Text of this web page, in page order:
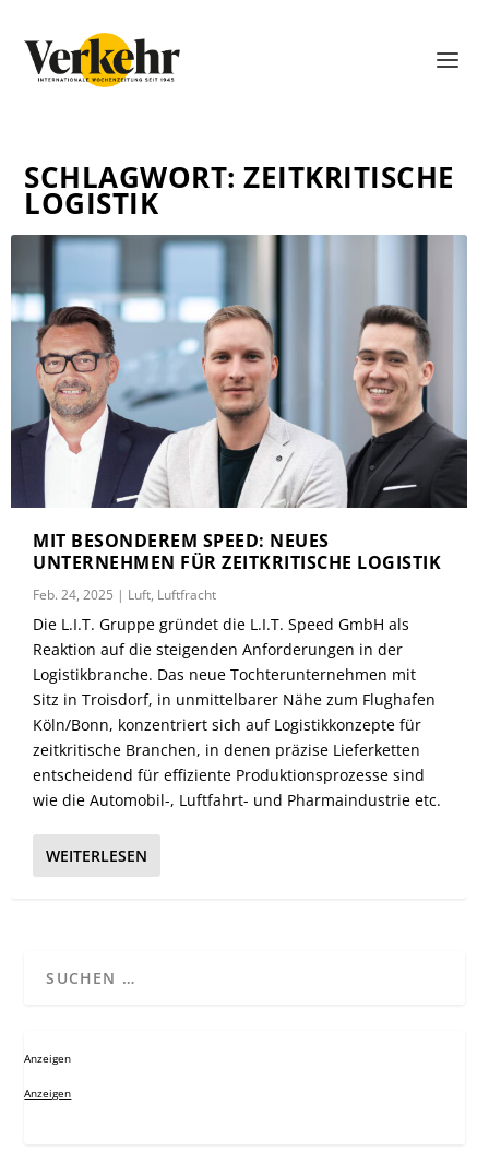
SCHLAGWORT:ZEITKRITISCHE
LOGISTIK
MIT BESONDEREM SPEED: NEUES
UNTERNEHMEN FÜR ZEITKRITISCHE LOGISTIK
Feb. 24, 2025 | Luft, Luftfracht
Die L.I.T. Gruppe gründet die L.I.T. Speed GmbH als
Reaktion auf die steigenden Anforderungen in der
Logistikbranche. Das neue Tochterunternehmen mit
Sitz in Troisdorf, in unmittelbarer Nähe zum Flughafen
Köln/Bonn, konzentriert sich auf Logistikkonzepte für
zeitkritische Branchen, in denen präzise Lieferketten
entscheidend für effiziente Produktionsprozesse sind
wie die Automobil-, Luftfahrt- und Pharmaindustrie etc.
WEITERLESEN
Anzeigen
Anzeigen